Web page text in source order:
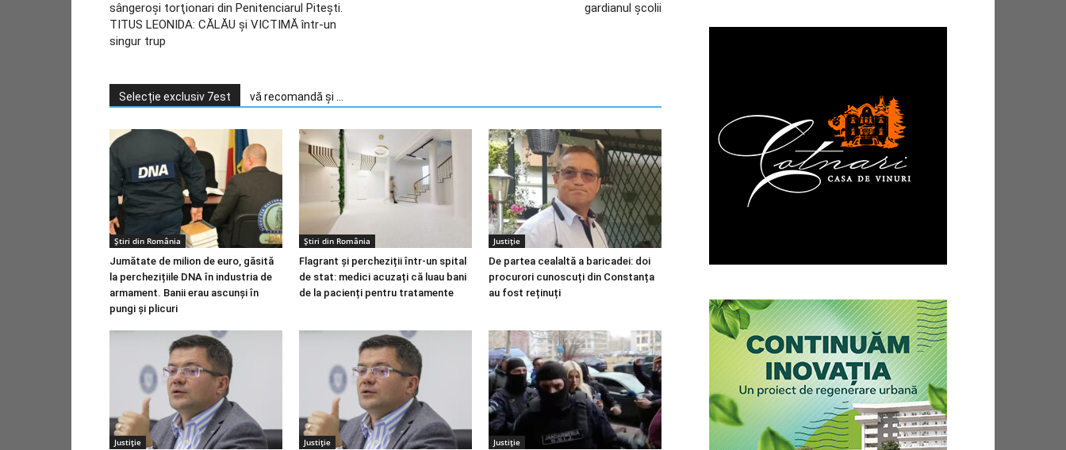
sângeroşi torţionari din Penitenciarul Piteşti.
TITUS LEONIDA: CĂLĂU şi VICTIMĂ într-un
singur trup
gardianul școlii
Selecție exclusiv 7est vă recomandă și ...
Știri din România
Jumătate de milion de euro, găsită
la perchezițiile DNA în industria de
armament. Banii erau ascunși în
pungi și plicuri
Știri din România
Flagrant și percheziții într-un spital
de stat: medici acuzați că luau bani
de la pacienți pentru tratamente
Justiție
De partea cealaltă a baricadei: doi
procurori cunoscuți din Constanța
au fost reținuți
Justiție Justiție Justiție